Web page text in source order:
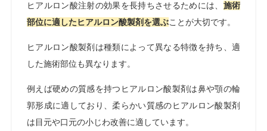
ヒアルロン酸注射の効果を長持ちさせるためには、 施術
部位に適したヒアルロン酸製剤を選ぶことが大切です。
ヒアルロン酸製剤は種類によって異なる特徴を持ち、適
した施術部位も異なります。
例えば硬めの質感を持つヒアルロン酸製剤は鼻や顎の輪
郭形成に適しており、柔らかい質感のヒアルロン酸製剤
は目元や口元の小じわ改善に適しています。